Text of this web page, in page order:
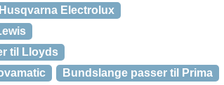
Electrolux
til Lloyds
Bundslange passer til Prima